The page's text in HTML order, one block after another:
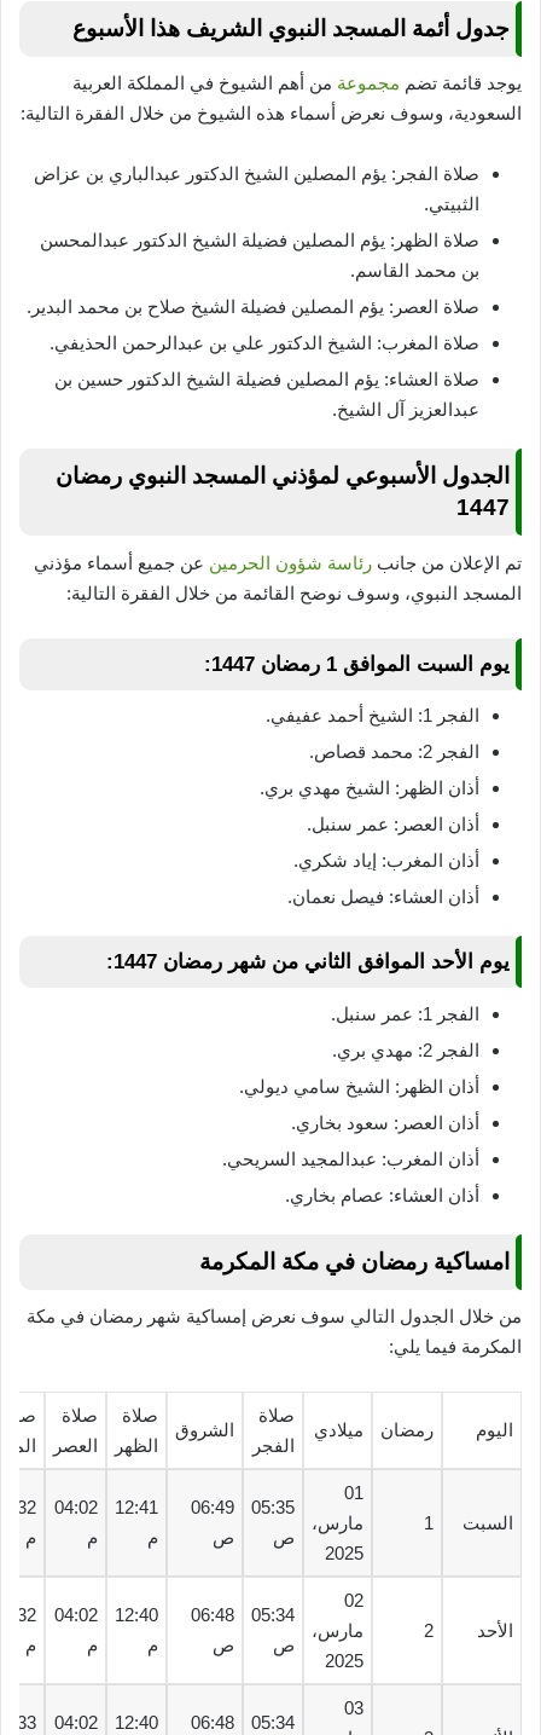
جدول أئمة المسجد النبوي الشريف هذا الأسبوع
يوجد قائمة تضم مجموعة من أهم الشيوخ في المملكة العربية
السعودية، وسوف نعرض أسماء هذه الشيوخ من خلال الفقرة التالية:
صلاة الفجر: يؤم المصلين الشيخ الدكتور عبدالباري بن عزاض
الثبيتي.
صلاة الظهر: يؤم المصلين فضيلة الشيخ الدكتور عبدالمحسن
بن محمد القاسم.
صلاة العصر: يؤم المصلين فضيلة الشيخ صلاح بن محمد البدير.
صلاة المغرب: الشيخ الدكتور علي بن عبدالرحمن الحذيفي.
صلاة العشاء: يؤم المصلين فضيلة الشيخ الدكتور حسين بن
عبدالعزيز آل الشيخ.
الجدول الأسبوعي لمؤذني المسجد النبوي رمضان
1447
تم الإعلان من جانب رئاسة شؤون الحرمين عن جميع أسماء مؤذني
المسجد النبوي، وسوف نوضح القائمة من خلال الفقرة التالية:
يوم السبت الموافق 1 رمضان 1447:
الفجر 1: الشيخ أحمد عفيفي.
الفجر 2: محمد قصاص.
أذان الظهر: الشيخ مهدي بري.
أذان العصر: عمر سنبل.
أذان المغرب: إياد شكري.
أذان العشاء: فيصل نعمان.
يوم الأحد الموافق الثاني من شهر رمضان 1447:
الفجر 1: عمر سنبل.
الفجر 2: مهدي بري.
أذان الظهر: الشيخ سامي ديولي.
أذان العصر: سعود بخاري.
أذان المغرب: عبدالمجيد السريحي.
أذان العشاء: عصام بخاري.
امساكية رمضان في مكة المكرمة
من خلال الجدول التالي سوف نعرض إمساكية شهر رمضان في مكة
المكرمة فيما يلي:
اليوم رمضان ميلادي
صلاة
الفجر
الشروق
صلاة
الظهر
صلاة
العصر
صلاة
السبت 1
01
مارس،
2025
05:35
ص
06:49
ص
12:41
م
04:02
م
م
الأحد 2
02
مارس،
2025
05:34
ص
06:48
ص
12:40
م
04:02
م
م
03
05:34
06:48
12:40
04:02